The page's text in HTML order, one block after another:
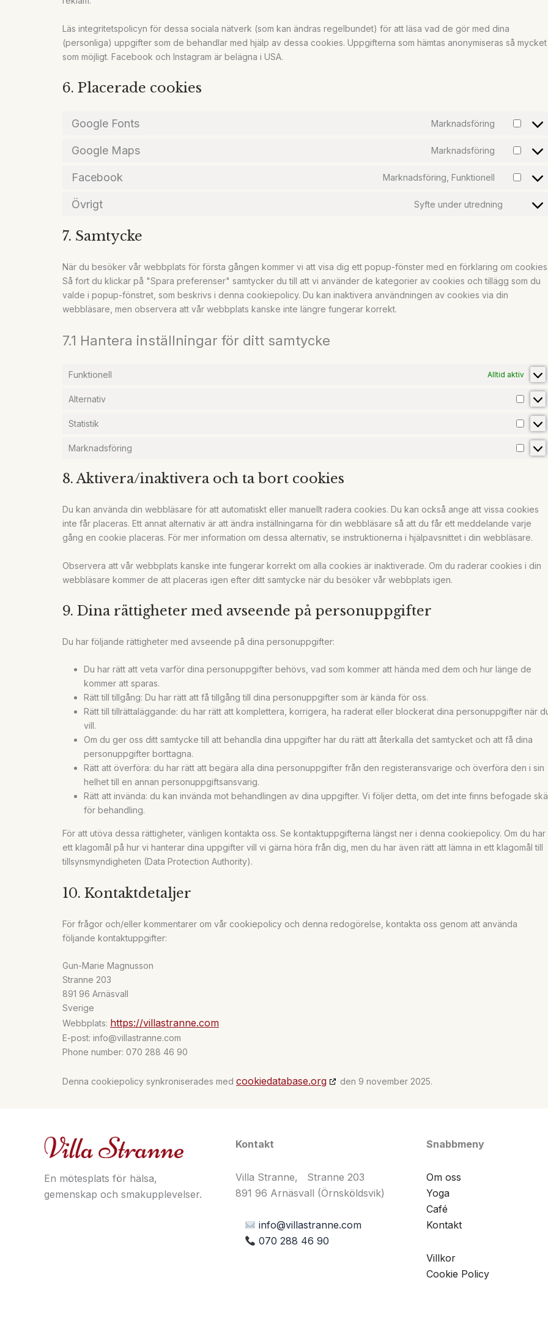
Läs integritetspolicyn för dessa sociala nätverk (som kan ändras regelbundet) för att läsa vad de gör med dina
(personliga) uppgifter som de behandlar med hjälp av dessa cookies. Uppgifterna som hämtas anonymiseras så mycket
som möjligt. Facebook och Instagram är belägna i USA.
6. Placerade cookies
Google Fonts Marknadsföring
Google Maps Marknadsföring
Facebook Marknadsföring, Funktionell
Övrigt Syfte under utredning
7. Samtycke
När du besöker vår webbplats för första gången kommer vi att visa dig ett popup-fönster med en förklaring om
Så fort du klickar på "Spara preferenser" samtycker du till att vi använder de kategorier av cookies och tillägg som du
valde i popup-fönstret, som beskrivs i denna cookiepolicy. Du kan inaktivera användningen av cookies via din
webbläsare, men observera att vår webbplats kanske inte längre fungerar korrekt.
7.1 Hantera inställningar för ditt samtycke
Funktionell Alltid aktiv
Alternativ
Statistik
Marknadsföring
8. Aktivera/inaktivera och ta bort cookies
Du kan använda din webbläsare för att automatiskt eller manuellt radera cookies. Du kan också ange att vissa cookies
inte får placeras. Ett annat alternativ är att ändra inställningarna för din webbläsare så att du får ett meddelande varje
gång en cookie placeras. För mer information om dessa alternativ, se instruktionerna i hjälpavsnittet i din webbläsare.
Observera att vår webbplats kanske inte fungerar korrekt om alla cookies är inaktiverade. Om du raderar cookies i din
webbläsare kommer de att placeras igen efter ditt samtycke när du besöker vår webbplats igen.
9. Dina rättigheter med avseende på personuppgifter
Du har följande rättigheter med avseende på dina personuppgifter:
Du har rätt att veta varför dina personuppgifter behövs, vad som kommer att hända med dem och hur länge de
kommer att sparas.
Rätt till tillgång: Du har rätt att få tillgång till dina personuppgifter som är kända för oss.
Rätt till tillrättaläggande: du har rätt att komplettera, korrigera, ha raderat eller blockerat dina personuppgifter när
vill.
Om du ger oss ditt samtycke till att behandla dina uppgifter har du rätt att återkalla det samtycket och att få dina
personuppgifter borttagna.
Rätt att överföra: du har rätt att begära alla dina personuppgifter från den registeransvarige och överföra den i sin
helhet till en annan personuppgiftsansvarig.
Rätt att invända: du kan invända mot behandlingen av dina uppgifter. Vi följer detta, om det inte finns befogade
för behandling.
För att utöva dessa rättigheter, vänligen kontakta oss. Se kontaktuppgifterna längst ner i denna cookiepolicy. Om du har
ett klagomål på hur vi hanterar dina uppgifter vill vi gärna höra från dig, men du har även rätt att lämna in ett klagomål till
tillsynsmyndigheten (Data Protection Authority).
10. Kontaktdetaljer
För frågor och/eller kommentarer om vår cookiepolicy och denna redogörelse, kontakta oss genom att använda
följande kontaktuppgifter:
Gun-Marie Magnusson
Stranne 203
891 96 Arnäsvall
Sverige
Webbplats: https://villastranne.com
E-post: info@villastranne.com
Phone number: 070 288 46 90
Denna cookiepolicy synkroniserades med cookiedatabase.org den 9 november 2025.
En mötesplats för hälsa,
gemenskap och smakupplevelser.
Kontakt
Villa Stranne, Stranne 203
891 96 Arnäsvall (Örnsköldsvik)
info@villastranne.com
070 288 46 90
Snabbmeny
Om oss
Yoga
Café
Kontakt
Villkor
Cookie Policy